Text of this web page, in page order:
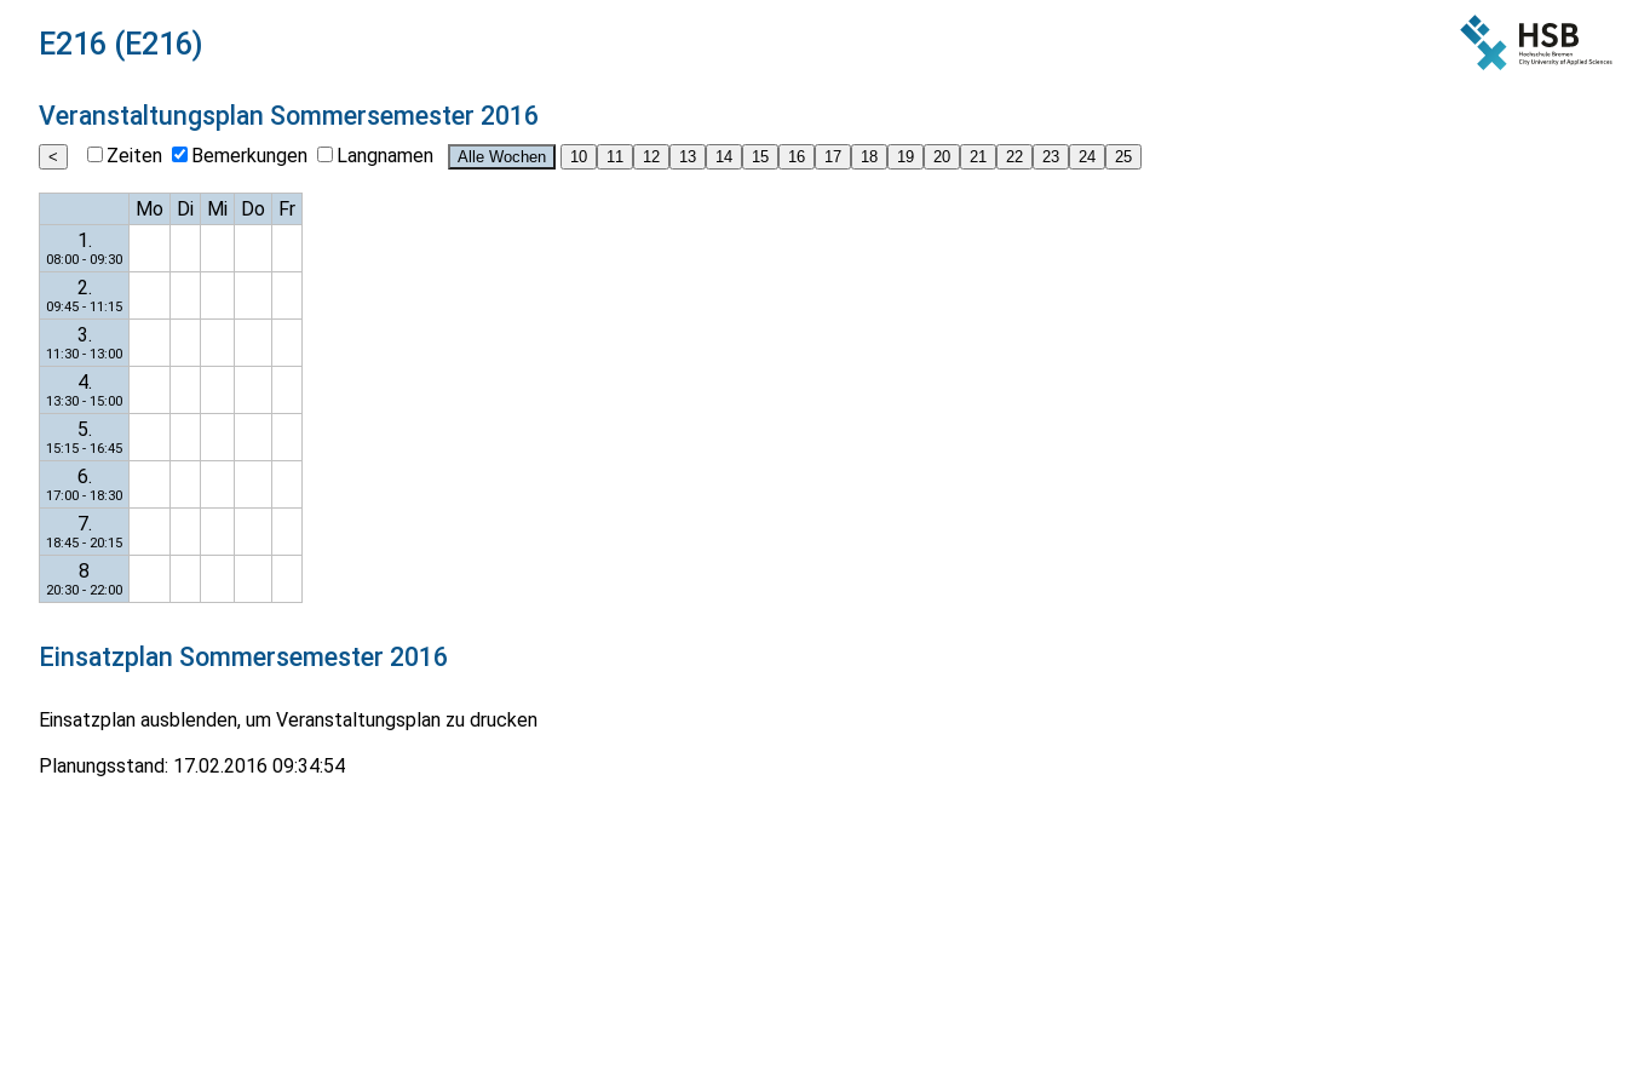
E216 (E216)
Veranstaltungsplan Sommersemester 2016
Zeiten Bemerkungen Langnamen
Mo Di Mi Do
Fr
1.
08:00 - 09:30
2.
09:45 - 11:15
3.
11:30 - 13:00
4.
13:30 - 15:00
5.
15:15 - 16:45
6.
17:00 - 18:30
7.
18:45 - 20:15
8
20:30 - 22:00
Einsatzplan Sommersemester 2016
Einsatzplan ausblenden, um Veranstaltungsplan zu drucken
Planungsstand: 17.02.2016 09:34:54